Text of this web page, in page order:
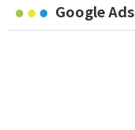
Google Ads